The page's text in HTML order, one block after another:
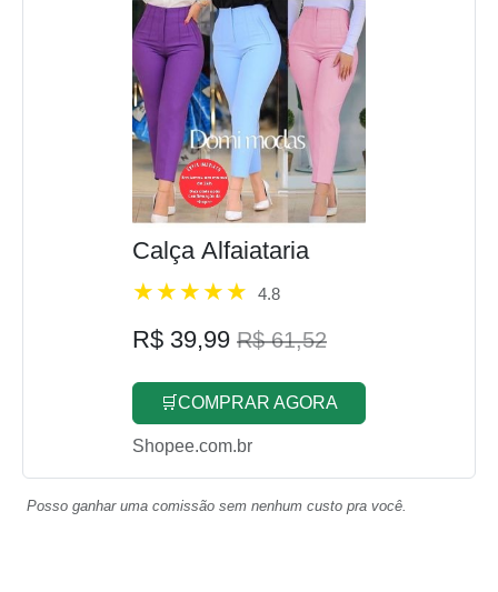
Calça Alfaiataria
4.8
R$ 39,99 R$ 61,52
🛒COMPRAR AGORA
Shopee.com.br
Posso ganhar uma comissão sem nenhum custo pra você.